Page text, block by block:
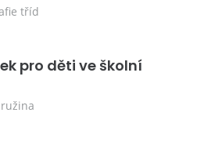
tříd
pro děti ve školní